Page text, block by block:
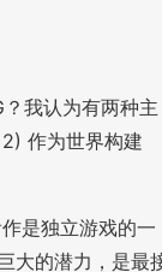
我认为有两种主
作为世界构建
是独立游戏的一
大的潜力，是最